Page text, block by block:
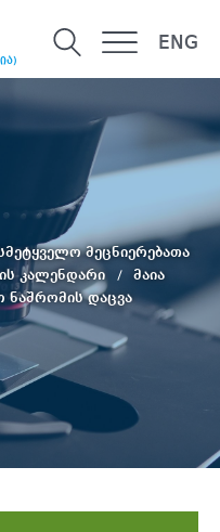
ENG
მეცნიერებათა
კალენდარი
მაია
ნაშრომის დაცვა